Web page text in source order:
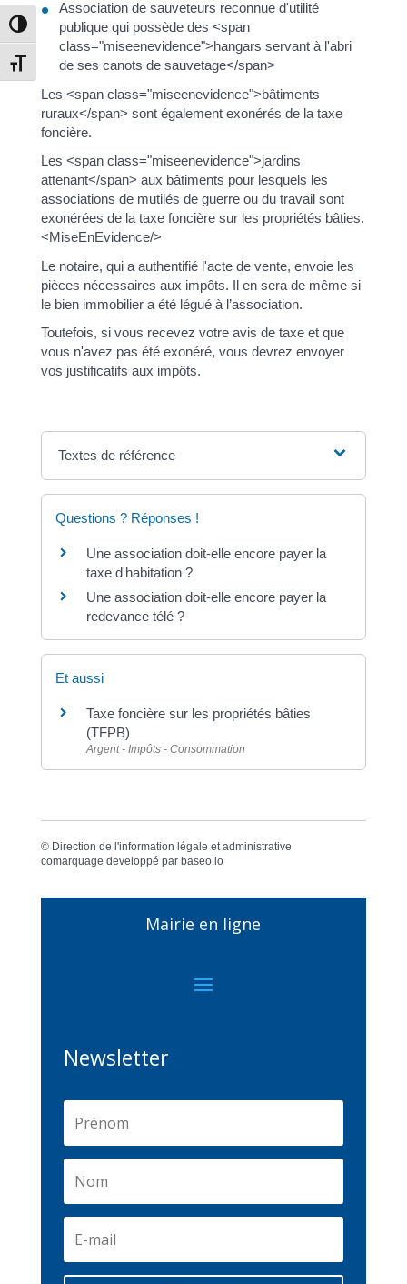
Passer en contraste élevé
Changer la taille de la police
Association de sauveteurs reconnue d'utilité
publique qui possède des <span
class="miseenevidence">hangars servant à l'abri
de ses canots de sauvetage</span>
Les <span class="miseenevidence">bâtiments
ruraux</span> sont également exonérés de la taxe
foncière.
Les <span class="miseenevidence">jardins
attenant</span> aux bâtiments pour lesquels les
associations de mutilés de guerre ou du travail sont
exonérées de la taxe foncière sur les propriétés bâties.
<MiseEnEvidence/>
Le notaire, qui a authentifié l'acte de vente, envoie les
pièces nécessaires aux impôts. Il en sera de même si
le bien immobilier a été légué à l’association.
Toutefois, si vous recevez votre avis de taxe et que
vous n'avez pas été exonéré, vous devrez envoyer
vos justificatifs aux impôts.
Textes de référence
Questions ? Réponses !
Une association doit-elle encore payer la
taxe d'habitation ?
Une association doit-elle encore payer la
redevance télé ?
Et aussi
Taxe foncière sur les propriétés bâties
(TFPB)
Argent - Impôts - Consommation
© Direction de l'information légale et administrative
comarquage developpé par baseo.io
Mairie en ligne
Newsletter